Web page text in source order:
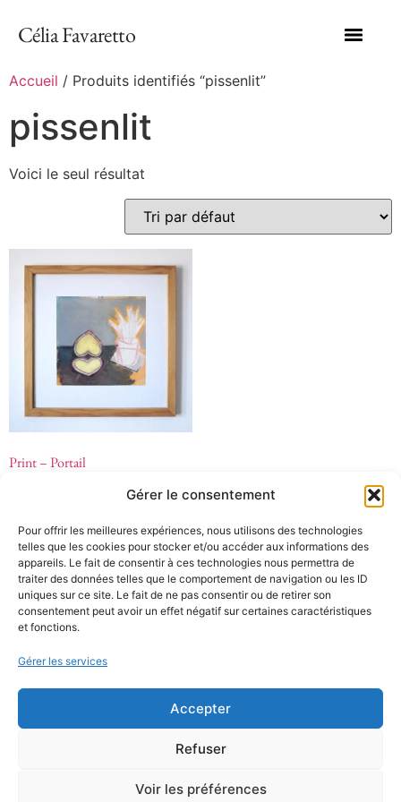
Gérer le consentement
Pour offrir les meilleures expériences, nous utilisons des technologies
telles que les cookies pour stocker et/ou accéder aux informations des
appareils. Le fait de consentir à ces technologies nous permettra de
traiter des données telles que le comportement de navigation ou les ID
uniques sur ce site. Le fait de ne pas consentir ou de retirer son
consentement peut avoir un effet négatif sur certaines caractéristiques
et fonctions.
Gérer les services
Accepter
Refuser
Voir les préférences
Célia Favaretto
Accueil / Produits identifiés “pissenlit”
pissenlit
Voici le seul résultat
Print – Portail
Ajouter au panier
Politique de confidentialité
Politique de cookies
Conditions Générales de Vente (CGV)
Copyright© 2025 Favarettocelia. , Tous droits